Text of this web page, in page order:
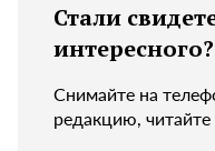
Стали
интересного?
Снимайте на
редакцию,